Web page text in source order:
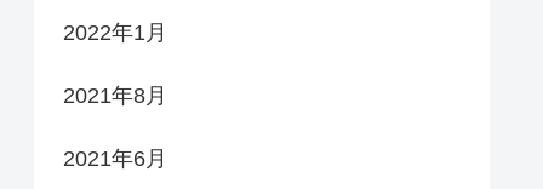
2022年1月
2021年8月
2021年6月